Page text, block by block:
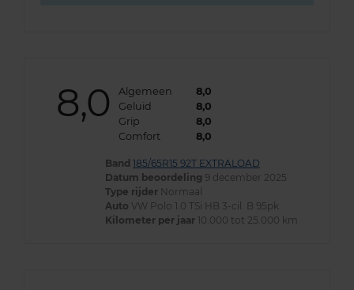
8,0 Algemeen
8,0
Geluid
8,0
Grip
8,0
Comfort
8,0
Band 185/65R15 92T EXTRALOAD
Datum beoordeling 9 december 2025
Type rijder Normaal
Auto VW Polo 1.0 TSi HB 3-cil. B 95pk
Kilometer per jaar 10.000 tot 25.000 km